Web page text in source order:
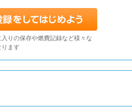
りの保存や燃費記録など様々な
ます